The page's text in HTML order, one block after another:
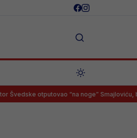
“na noge” Smajloviću, budući Zmaj